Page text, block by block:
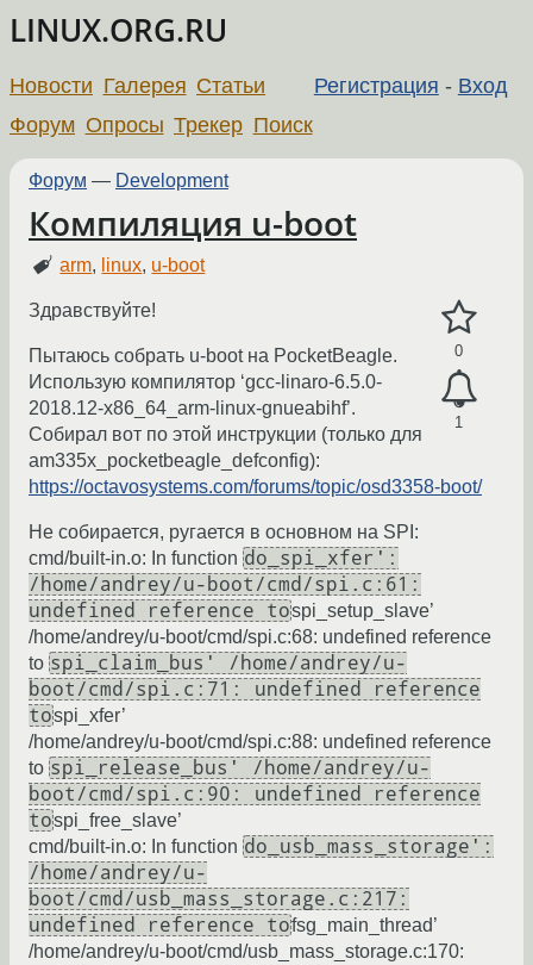
LINUX.ORG.RU
Регистрация - Вход
Новости Галерея Статьи
Форум Опросы Трекер Поиск
Форум — Development
Компиляция u-boot
arm, linux, u-boot
0
1
Здравствуйте!
Пытаюсь собрать u-boot на PocketBeagle.
Использую компилятор ‘gcc-linaro-6.5.0-
2018.12-x86_64_arm-linux-gnueabihf’.
Собирал вот по этой инструкции (только для
am335x_pocketbeagle_defconfig):
https://octavosystems.com/forums/topic/osd3358-boot/
Не собирается, ругается в основном на SPI:
cmd/built-in.o: In function do_spi_xfer':
/home/andrey/u-boot/cmd/spi.c:61:
undefined reference tospi_setup_slave’
/home/andrey/u-boot/cmd/spi.c:68: undefined reference
to spi_claim_bus' /home/andrey/u-
boot/cmd/spi.c:71: undefined reference
tospi_xfer’
/home/andrey/u-boot/cmd/spi.c:88: undefined reference
to spi_release_bus' /home/andrey/u-
boot/cmd/spi.c:90: undefined reference
tospi_free_slave’
cmd/built-in.o: In function do_usb_mass_storage':
/home/andrey/u-
boot/cmd/usb_mass_storage.c:217:
undefined reference tofsg_main_thread’
/home/andrey/u-boot/cmd/usb_mass_storage.c:170: